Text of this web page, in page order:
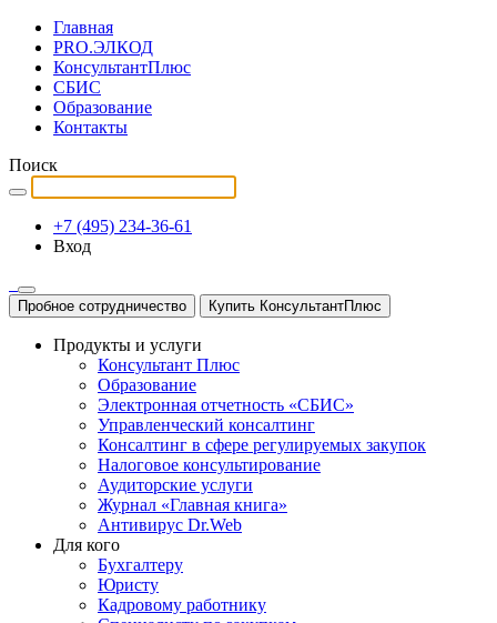
Главная
PRO.ЭЛКОД
КонсультантПлюс
СБИС
Образование
Контакты
Поиск
+7 (495) 234-36-61
Вход
Пробное сотрудничество Купить КонсультантПлюс
Продукты и услуги
Консультант Плюс
Образование
Электронная отчетность «СБИС»
Управленческий консалтинг
Консалтинг в сфере регулируемых закупок
Налоговое консультирование
Аудиторские услуги
Журнал «Главная книга»
Антивирус Dr.Web
Для кого
Бухгалтеру
Юристу
Кадровому работнику